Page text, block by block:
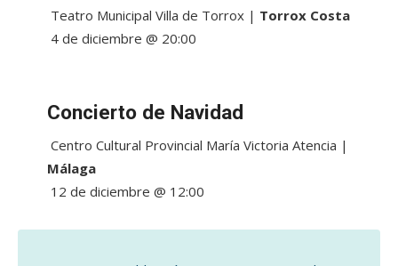
Teatro Municipal Villa de Torrox | Torrox Costa
4 de diciembre @ 20:00
Concierto de Navidad
Centro Cultural Provincial María Victoria Atencia |
Málaga
12 de diciembre @ 12:00